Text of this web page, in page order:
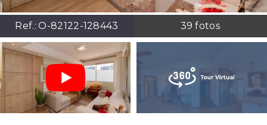
Ref.:O-82122-128443 39 fotos